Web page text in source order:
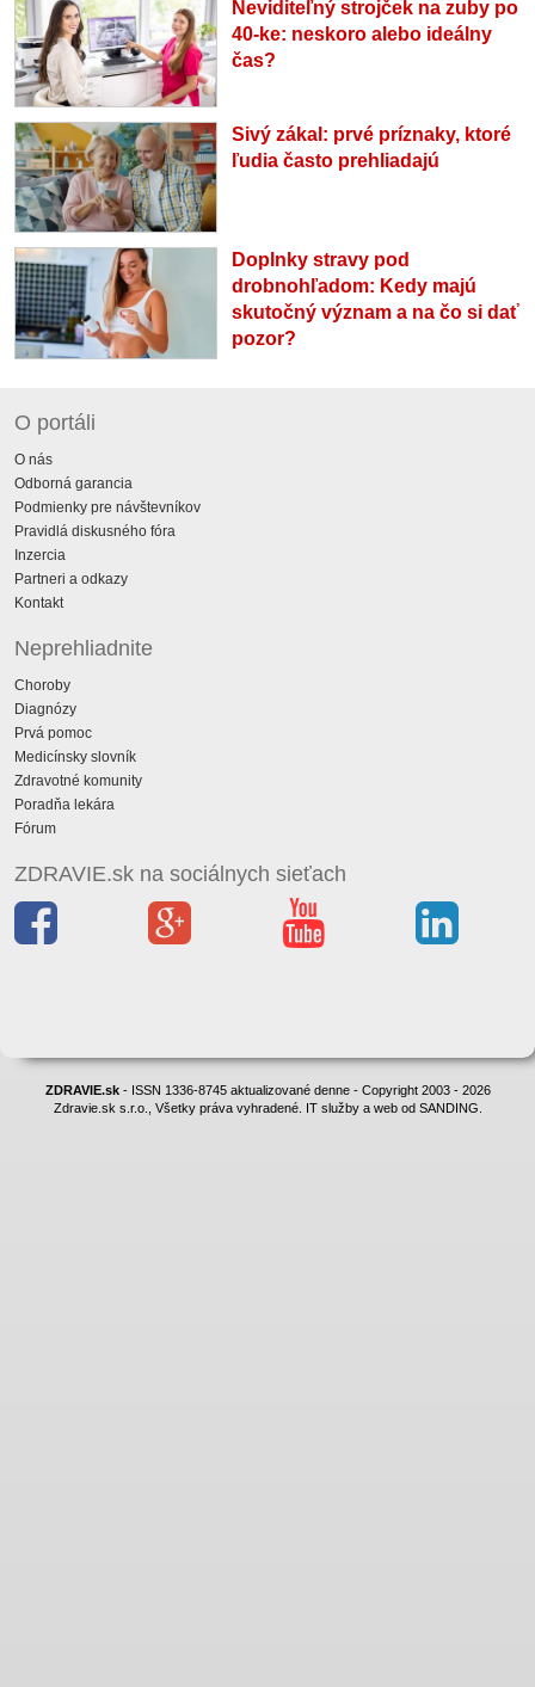
Neviditeľný strojček na zuby po
40-ke: neskoro alebo ideálny
čas?
Sivý zákal: prvé príznaky, ktoré
ľudia často prehliadajú
Doplnky stravy pod
drobnohľadom: Kedy majú
skutočný význam a na čo si dať
pozor?
O portáli
O nás
Odborná garancia
Podmienky pre návštevníkov
Pravidlá diskusného fóra
Inzercia
Partneri a odkazy
Kontakt
Neprehliadnite
Choroby
Diagnózy
Prvá pomoc
Medicínsky slovník
Zdravotné komunity
Poradňa lekára
Fórum
ZDRAVIE.sk na sociálnych sieťach
ZDRAVIE.sk- ISSN 1336-8745 aktualizované denne - Copyright 2003 - 2026
Zdravie.sk s.r.o., Všetky práva vyhradené. IT služby a web od SANDING.